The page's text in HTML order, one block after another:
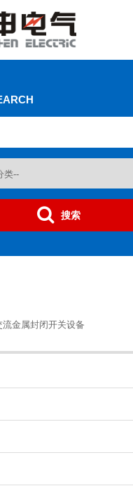
搜索
流金属封闭开关设备